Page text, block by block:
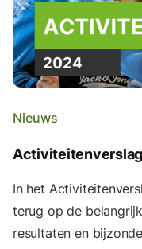
Nieuws
In het
terug op de
resultaten en